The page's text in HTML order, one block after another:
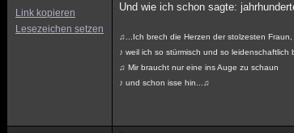
Link kopieren
Lesezeichen setzen
Und wie ich schon sagte:
♫...Ich brech die Herzen der stolzesten Fraun,
♪ weil ich so stürmisch und so leidenschaftlich
♫ Mir braucht nur eine ins Auge zu schaun
♪ und schon isse hin...♫